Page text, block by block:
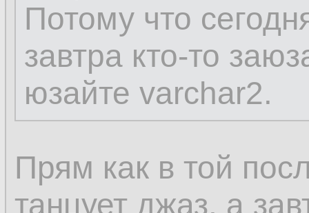
Потому что
завтра кто-то
юзайте varchar2.
Прям как в той
танцует джаз, а